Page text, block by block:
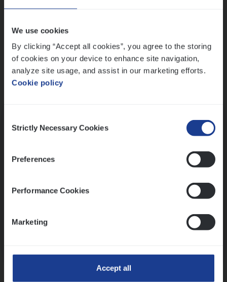
We use cookies
By clicking “Accept all cookies”, you agree to the storing
of cookies on your device to enhance site navigation,
analyze site usage, and assist in our marketing efforts.
Cookie policy
Selection
Strictly Necessary Cookies
Preferences
Performance Cookies
Marketing
Accept all